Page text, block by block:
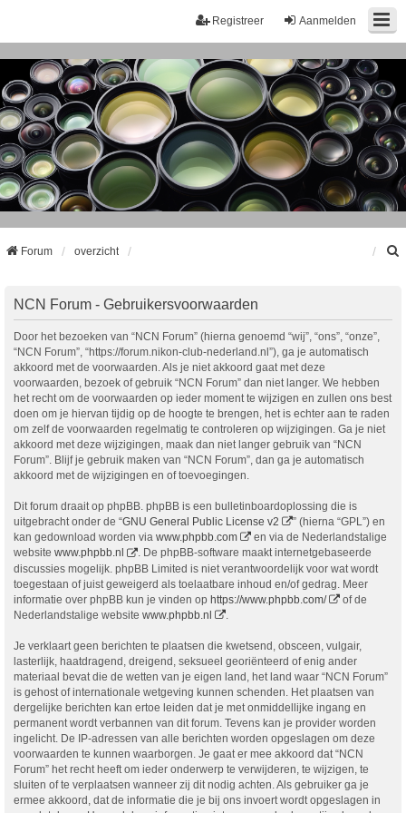
Aanmelden
Registreer
Forum overzicht
NCN Forum - Gebruikersvoorwaarden
Door het bezoeken van “NCN Forum” (hierna genoemd “wij”, “ons”, “onze”,
“NCN Forum”, “https://forum.nikon-club-nederland.nl”), ga je automatisch
akkoord met de voorwaarden. Als je niet akkoord gaat met deze
voorwaarden, bezoek of gebruik “NCN Forum” dan niet langer. We hebben
het recht om de voorwaarden op ieder moment te wijzigen en zullen ons best
doen om je hiervan tijdig op de hoogte te brengen, het is echter aan te raden
om zelf de voorwaarden regelmatig te controleren op wijzigingen. Ga je niet
akkoord met deze wijzigingen, maak dan niet langer gebruik van “NCN
Forum”. Blijf je gebruik maken van “NCN Forum”, dan ga je automatisch
akkoord met de wijzigingen en of toevoegingen.
Dit forum draait op phpBB. phpBB is een bulletinboardoplossing die is
uitgebracht onder de “GNU General Public License v2
” (hierna “GPL”) en
kan gedownload worden via www.phpbb.com
en via de Nederlandstalige
website www.phpbb.nl
. De phpBB-software maakt internetgebaseerde
discussies mogelijk. phpBB Limited is niet verantwoordelijk voor wat wordt
toegestaan of juist geweigerd als toelaatbare inhoud en/of gedrag. Meer
informatie over phpBB kun je vinden op https://www.phpbb.com/
of de
Nederlandstalige website www.phpbb.nl .
Je verklaart geen berichten te plaatsen die kwetsend, obsceen, vulgair,
lasterlijk, haatdragend, dreigend, seksueel georiënteerd of enig ander
materiaal bevat die de wetten van je eigen land, het land waar “NCN Forum”
is gehost of internationale wetgeving kunnen schenden. Het plaatsen van
dergelijke berichten kan ertoe leiden dat je met onmiddellijke ingang en
permanent wordt verbannen van dit forum. Tevens kan je provider worden
ingelicht. De IP-adressen van alle berichten worden opgeslagen om deze
voorwaarden te kunnen waarborgen. Je gaat er mee akkoord dat “NCN
Forum” het recht heeft om ieder onderwerp te verwijderen, te wijzigen, te
sluiten of te verplaatsen wanneer zij dit nodig achten. Als gebruiker ga je
ermee akkoord, dat de informatie die je bij ons invoert wordt opgeslagen in